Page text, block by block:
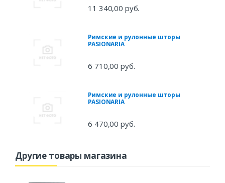
11 340,00 руб.
Римские и рулонные шторы
PASIONARIA
6 710,00 руб.
Римские и рулонные шторы
PASIONARIA
6 470,00 руб.
Другие товары магазина